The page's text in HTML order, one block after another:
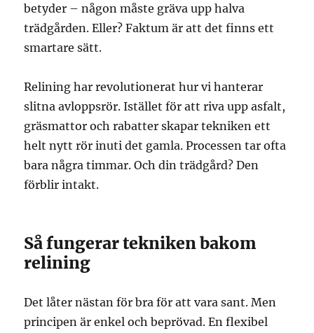
betyder – någon måste gräva upp halva
trädgården. Eller? Faktum är att det finns ett
smartare sätt.
Relining har revolutionerat hur vi hanterar
slitna avloppsrör. Istället för att riva upp asfalt,
gräsmattor och rabatter skapar tekniken ett
helt nytt rör inuti det gamla. Processen tar ofta
bara några timmar. Och din trädgård? Den
förblir intakt.
Så fungerar tekniken bakom
relining
Det låter nästan för bra för att vara sant. Men
principen är enkel och beprövad. En flexibel